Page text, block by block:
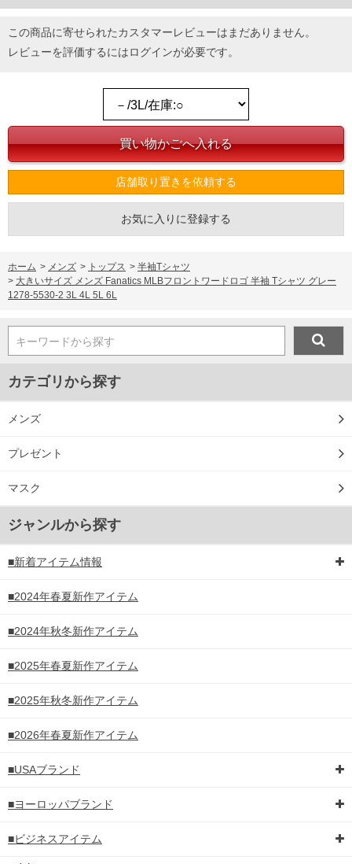
この商品に寄せられたカスタマーレビューはまだありません。
レビューを評価するにはログインが必要です。
店舗取り置きを依頼する
お気に入りに登録する
ホーム > メンズ > トップス > 半袖Tシャツ
> 大きいサイズ メンズ Fanatics MLBフロントワードロゴ 半袖 Tシャツ グレー
1278-5530-2 3L 4L 5L 6L
キーワードから探す
カテゴリから探す
メンズ
プレゼント
マスク
ジャンルから探す
■新着アイテム情報
■2024年春夏新作アイテム
■2024年秋冬新作アイテム
■2025年春夏新作アイテム
■2025年秋冬新作アイテム
■2026年春夏新作アイテム
■USAブランド
■ヨーロッパブランド
■ビジネスアイテム